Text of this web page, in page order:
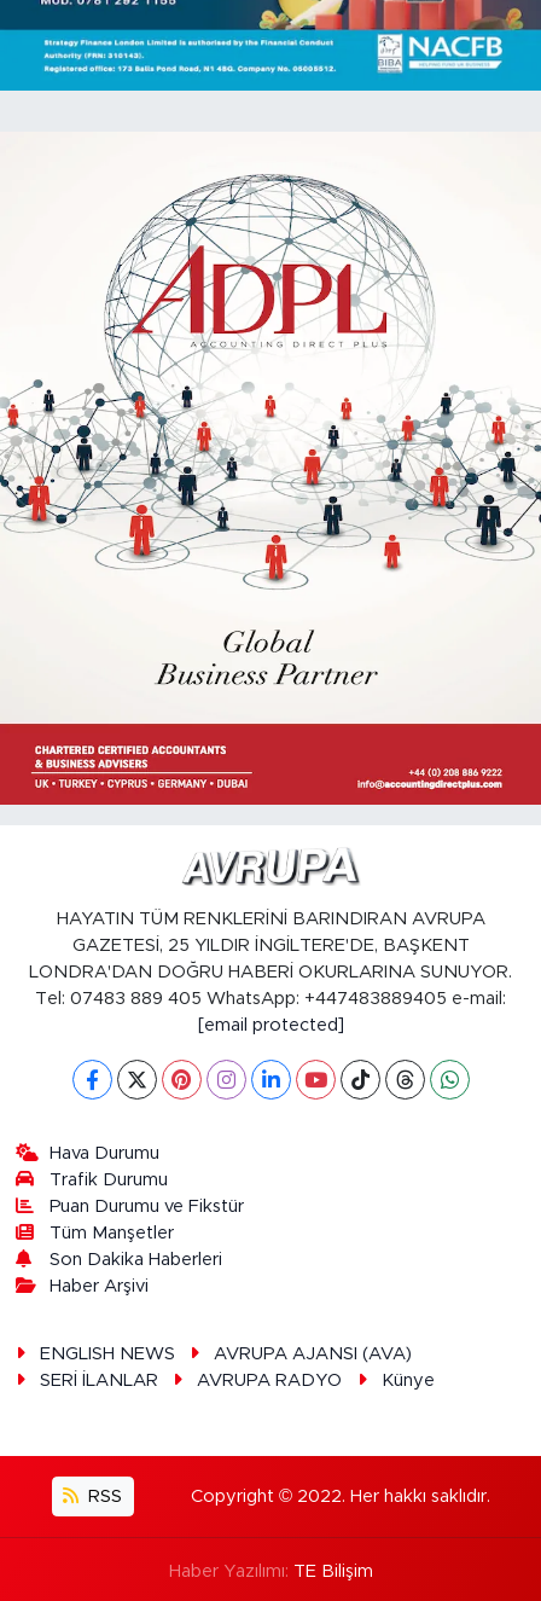
HAYATIN TÜM RENKLERİNİ BARINDIRAN AVRUPA
GAZETESİ, 25 YILDIR İNGİLTERE'DE, BAŞKENT
LONDRA'DAN DOĞRU HABERİ OKURLARINA SUNUYOR.
Tel: 07483 889 405 WhatsApp: +447483889405 e-mail:
[email protected]
Hava Durumu
Trafik Durumu
Puan Durumu ve Fikstür
Tüm Manşetler
Son Dakika Haberleri
Haber Arşivi
ENGLISH NEWS
AVRUPA AJANSI (AVA)
SERİ İLANLAR
AVRUPA RADYO Künye
RSS Copyright © 2022. Her hakkı saklıdır.
Haber Yazılımı: TE Bilişim